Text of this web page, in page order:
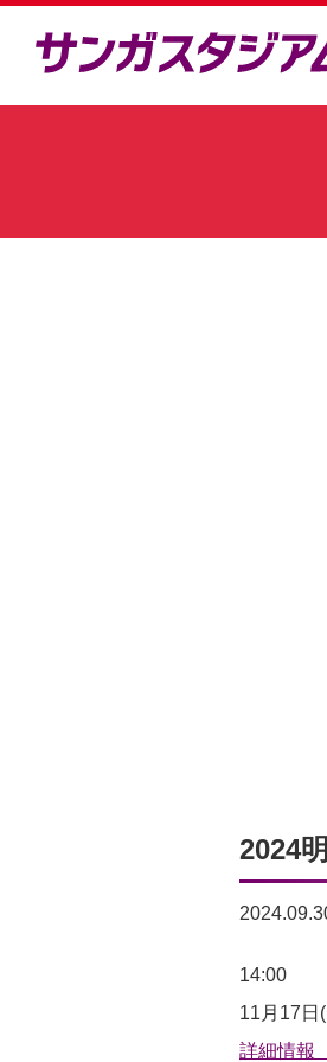
2024
2024
明
治
14:00
11月17日
詳細情報